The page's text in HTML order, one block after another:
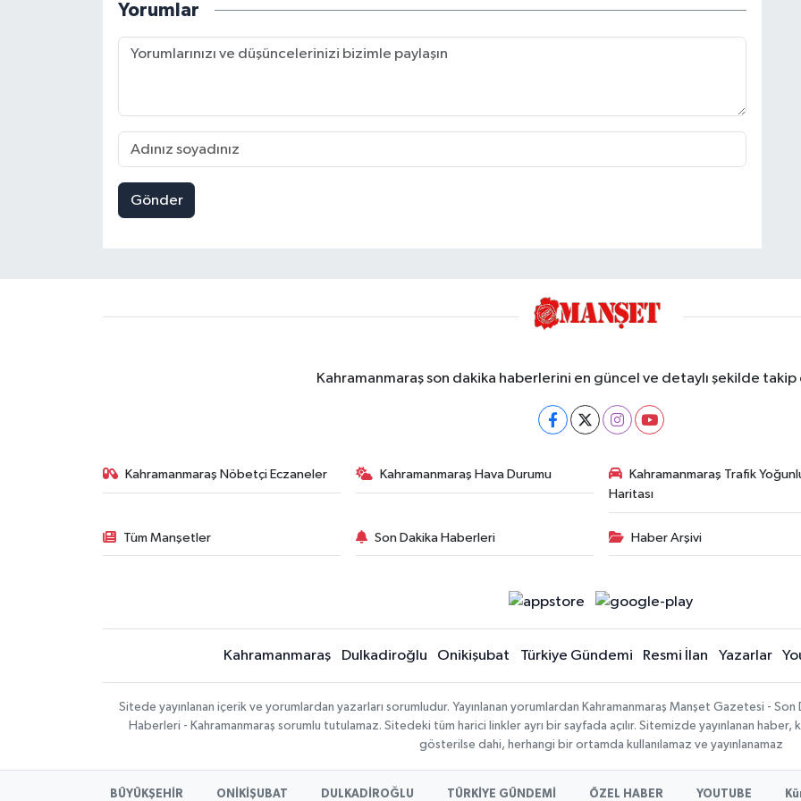
Yorumlar
Gönder
Kahramanmaraş son dakika haberlerini en güncel ve detaylı şekilde
Kahramanmaraş Nöbetçi Eczaneler Kahramanmaraş Hava Durumu
Kahramanmaraş Trafik
Haritası
Tüm Manşetler Son Dakika Haberleri Haber Arşivi
Kahramanmaraş Dulkadiroğlu Onikişubat Türkiye Gündemi Resmi İlan Yazarlar
Sitede yayınlanan içerik ve yorumlardan yazarları sorumludur. Yayınlanan yorumlardan Kahramanmaraş Manşet Gazetesi -
Haberleri - Kahramanmaraş sorumlu tutulamaz. Sitedeki tüm harici linkler ayrı bir sayfada açılır. Sitemizde yayınlanan haber,
gösterilse dahi, herhangi bir ortamda kullanılamaz ve yayınlanamaz
BÜYÜKŞEHİR ONİKİŞUBAT DULKADİROĞLU TÜRKİYE GÜNDEMİ ÖZEL HABER YOUTUBE